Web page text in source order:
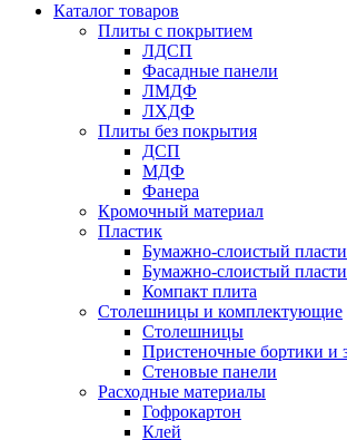
Каталог товаров
Плиты с покрытием
ЛДСП
Фасадные панели
ЛМДФ
ЛХДФ
Плиты без покрытия
ДСП
МДФ
Фанера
Кромочный материал
Пластик
Бумажно-слоистый
Бумажно-слоистый
Компакт плита
Столешницы и комплектующие
Столешницы
Пристеночные бортики и
Стеновые панели
Расходные материалы
Гофрокартон
Клей